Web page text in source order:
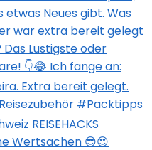
Wertsachen 😎😍